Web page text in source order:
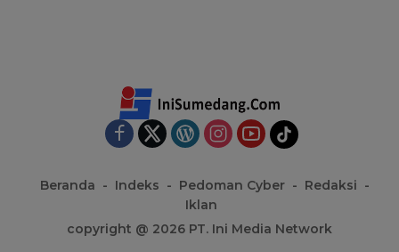
Beranda Indeks Pedoman Cyber
Redaksi
Iklan
copyright @ 2026 PT. Ini Media Network